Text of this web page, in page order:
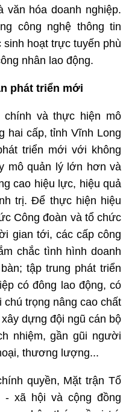
văn hóa doanh nghiệp.
công nghệ thông tin
hoạt trực tuyến phù
nhân lao động.
phát triển mới
và thực hiện mô
hai cấp, tỉnh Vĩnh Long
triển mới với không
mô quản lý lớn hơn và
cao hiệu lực, hiệu quả
trị. Để thực hiện hiệu
Công đoàn và tổ chức
gian tới, các cấp công
chắc tình hình doanh
tập trung phát triển
có đông lao động, có
trọng nâng cao chất
dựng đội ngũ cán bộ
nhiệm, gần gũi người
thương lượng...
quyền, Mặt trận Tổ
xã hội và cộng đồng